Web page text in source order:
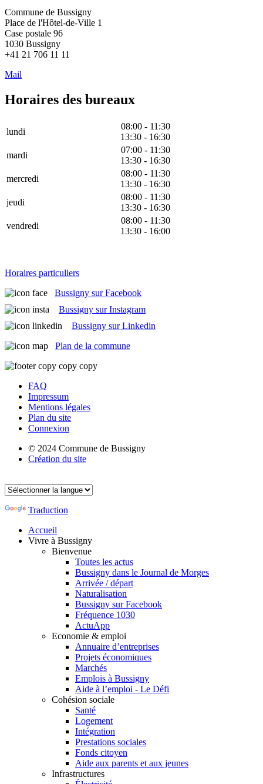
Commune de Bussigny
Place de l'Hôtel-de-Ville 1
Case postale 96
1030 Bussigny
+41 21 706 11 11
Mail
Horaires des bureaux
lundi
08:00 - 11:30
13:30 - 16:30
mardi
07:00 - 11:30
13:30 - 16:30
mercredi
08:00 - 11:30
13:30 - 16:30
jeudi
08:00 - 11:30
13:30 - 16:30
vendredi
08:00 - 11:30
13:30 - 16:00
Horaires particuliers
Bussigny sur Facebook
Bussigny sur Instagram
Bussigny sur Linkedin
Plan de la commune
FAQ
Impressum
Mentions légales
Plan du site
Connexion
© 2024 Commune de Bussigny
Création du site
Traduction
Accueil
Vivre à Bussigny
Bienvenue
Toutes les actus
Bussigny dans le Journal de Morges
Arrivée / départ
Naturalisation
Bussigny sur Facebook
Fréquence 1030
ActuApp
Economie & emploi
Annuaire d’entreprises
Projets économiques
Marchés
Emplois à Bussigny
Aide à l’emploi - Le Défi
Cohésion sociale
Santé
Logement
Intégration
Prestations sociales
Fonds citoyen
Aide aux parents et aux jeunes
Infrastructures